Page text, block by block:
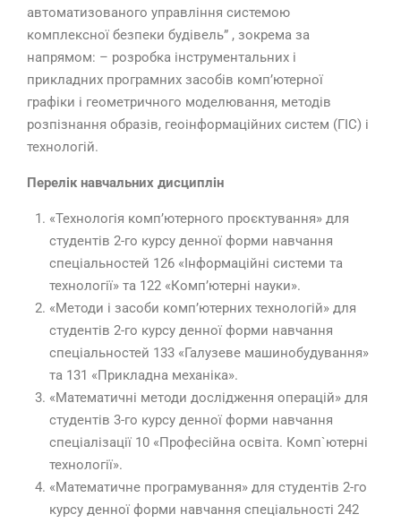
автоматизованого управління системою
комплексної безпеки будівель” , зокрема за
напрямом: – розробка інструментальних і
прикладних програмних засобів комп’ютерної
графіки і геометричного моделювання, методів
розпізнання образів, геоінформаційних систем (ГІС) і
технологій.
Перелік навчальних дисциплін
«Технологія комп’ютерного проєктування» для
студентів 2-го курсу денної форми навчання
спеціальностей 126 «Інформаційні системи та
технології» та 122 «Комп’ютерні науки».
«Методи і засоби комп’ютерних технологій» для
студентів 2-го курсу денної форми навчання
спеціальностей 133 «Галузеве машинобудування»
та 131 «Прикладна механіка».
«Математичні методи дослідження операцій» для
студентів 3-го курсу денної форми навчання
спеціалізації 10 «Професійна освіта. Комп`ютерні
технології».
«Математичне програмування» для студентів 2-го
курсу денної форми навчання спеціальності 242